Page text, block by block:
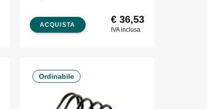
ACQUISTA € 36,53
IVA inclusa
Ordinabile